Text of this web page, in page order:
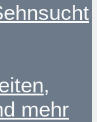
mehr